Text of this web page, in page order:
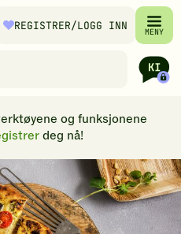
REGISTRER/LOGG INN MENY
og funksjonene
deg nå!